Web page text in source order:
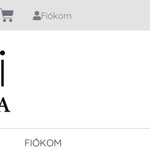
Fiókom
FIÓKOM